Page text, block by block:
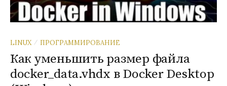
LINUX / ПРОГРАММИРОВАНИЕ
Как уменьшить размер файла
docker_data.vhdx в Docker Desktop